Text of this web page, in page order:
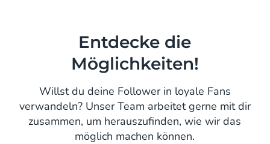
Entdecke die
Möglichkeiten!
Willst du deine Follower in loyale Fans
verwandeln? Unser Team arbeitet gerne mit dir
zusammen, um herauszufinden, wie wir das
möglich machen können.